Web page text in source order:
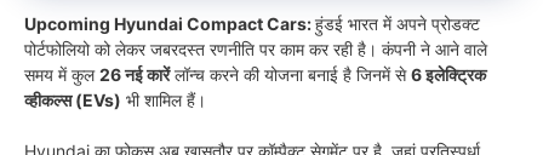
Upcoming Hyundai Compact Cars:हुंडई भारत में अपने प्रोडक्ट
पोर्टफोलियो को लेकर जबरदस्त रणनीति पर काम कर रही है। कंपनी ने आने वाले
समय में कुल26 नई कारेंलॉन्च करने की योजना बनाई है जिनमें से6 इलेक्ट्रिक
व्हीकल्स (EVs) भी शामिल हैं।
Hyundai का फोकस अब खासतौर पर कॉम्पैक्ट सेगमेंट पर है, जहां प्रतिस्पर्धा